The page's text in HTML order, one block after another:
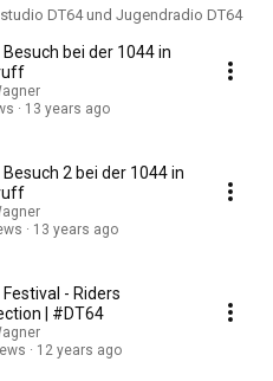
DT64 und Jugendradio DT64
Besuch bei der 1044 in
13 years ago
Besuch 2 bei der 1044 in
13 years ago
Festival - Riders
| #DT64
12 years ago